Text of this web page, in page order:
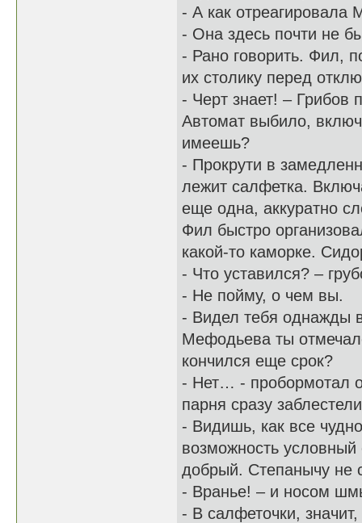
- А как отреагировала
- Она здесь почти не
- Рано говорить. Фил,
их столику перед
- Черт знает! –
Автомат выбило,
имеешь?
- Прокрути в
лежит салфетка.
еще одна, аккуратно
Фил быстро
какой-то каморке.
- Что уставился? –
- Не пойму, о чем вы.
- Видел тебя однажды
Мефодьева ты
кончился еще срок?
- Нет… - пробормотал
парня сразу
- Видишь, как все
возможность
добрый. Степанычу не
- Вранье! – и носом
- В салфеточки,